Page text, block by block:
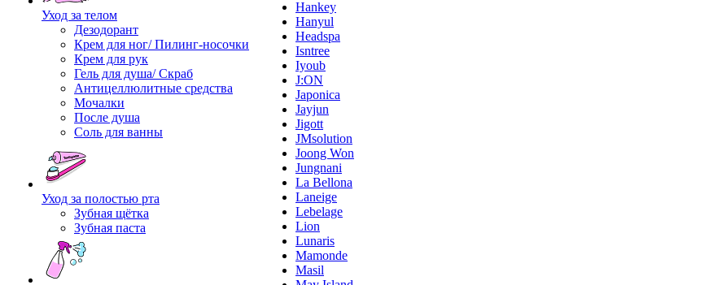
Уход за телом
Дезодорант
Крем для ног/ Пилинг-носочки
Крем для рук
Гель для душа/ Скраб
Антицеллюлитные средства
Мочалки
После душа
Соль для ванны
Уход за полостью рта
Зубная щётка
Зубная паста
Hankey
Hanyul
Headspa
Isntree
Iyoub
J:ON
Japonica
Jayjun
Jigott
JMsolution
Joong Won
Jungnani
La Bellona
Laneige
Lebelage
Lion
Lunaris
Mamonde
Masil